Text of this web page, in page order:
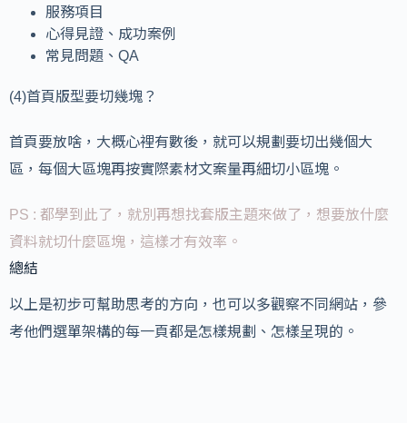
服務項目
心得見證、成功案例
常見問題、QA
(4)首頁版型要切幾塊？
首頁要放啥，大概心裡有數後，就可以規劃要切出幾個大
區，每個大區塊再按實際素材文案量再細切小區塊。
PS : 都學到此了，就別再想找套版主題來做了，想要放什麼
資料就切什麼區塊，這樣才有效率。
總結
以上是初步可幫助思考的方向，也可以多觀察不同網站，參
考他們選單架構的每一頁都是怎樣規劃、怎樣呈現的。